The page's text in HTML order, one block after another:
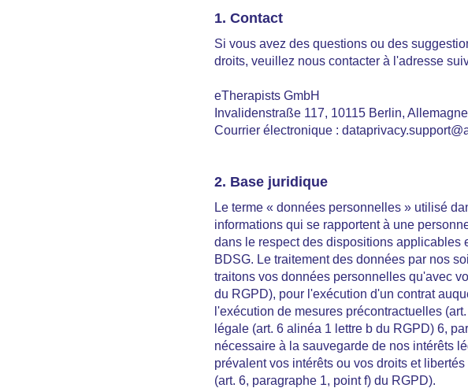
1. Contact
Si vous avez des questions ou des
droits, veuillez nous contacter à l'adresse
eTherapists GmbH
Invalidenstraße 117, 10115 Berlin, Allemagne
Courrier électronique :
2. Base juridique
Le terme « données personnelles » utilisé
informations qui se rapportent à une
dans le respect des dispositions applicables
BDSG. Le traitement des données par nos
traitons vos données personnelles qu'avec
du RGPD), pour l'exécution d'un contrat
l'exécution de mesures précontractuelles
légale (art. 6 alinéa 1 lettre b du RGPD) 6,
nécessaire à la sauvegarde de nos intérêts
prévalent vos intérêts ou vos droits et
(art. 6, paragraphe 1, point f) du RGPD).